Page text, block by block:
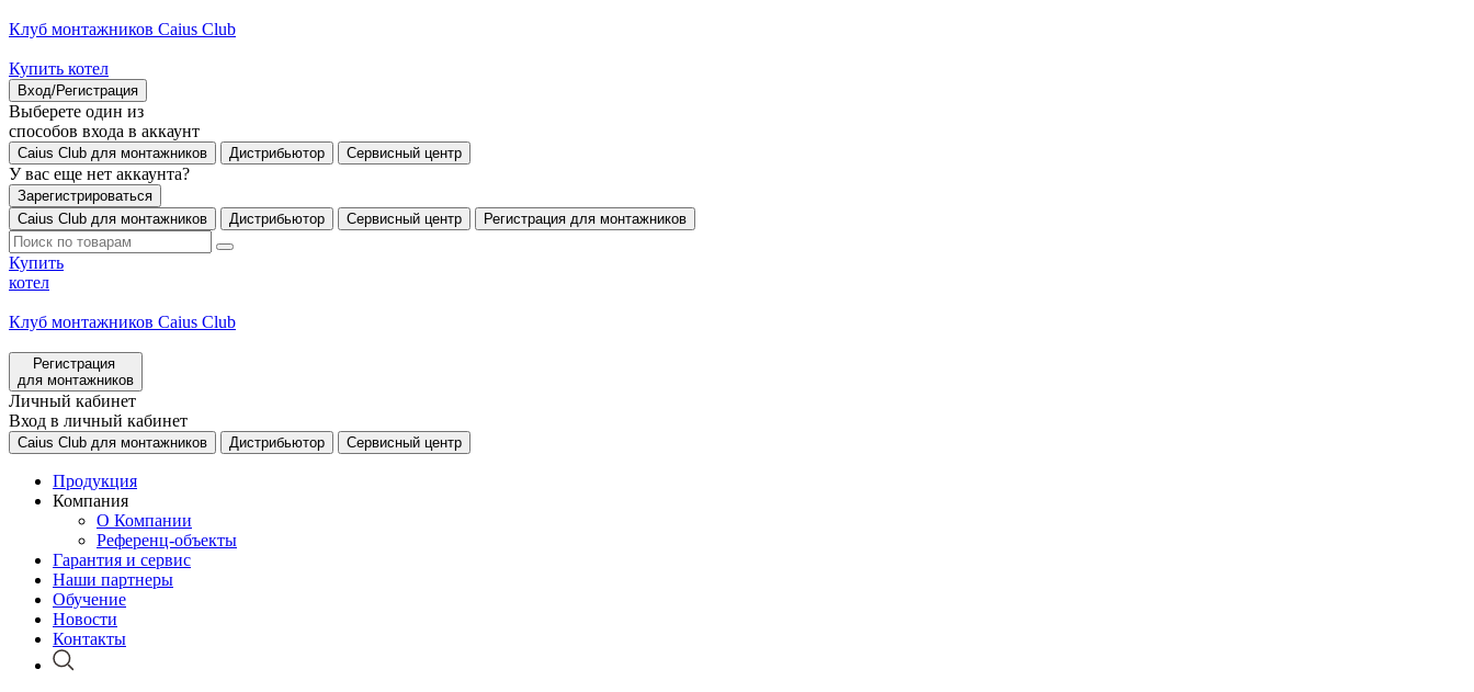
Клуб монтажников Caius Club
Купить котел
Вход/Регистрация
Выберете один из
способов входа в аккаунт
Caius Club для монтажников Дистрибьютор Сервисный центр
У вас еще нет аккаунта?
Зарегистрироваться
Caius Club для монтажников
Дистрибьютор Сервисный центр Регистрация для монтажников
Купить
котел
Клуб монтажников Caius Club
Регистрация
для монтажников
Личный кабинет
Вход в личный кабинет
Caius Club для монтажников Дистрибьютор Сервисный центр
Продукция
Компания
О Компании
Референц-объекты
Гарантия и сервис
Наши партнеры
Обучение
Новости
Контакты